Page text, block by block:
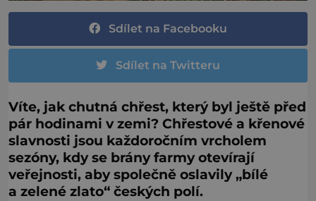
Sdílet na Facebooku
Sdílet na Twitteru
Víte, jak chutná chřest, který byl ještě před
pár hodinami v zemi? Chřestové a křenové
slavnosti jsou každoročním vrcholem
sezóny, kdy se brány farmy otevírají
veřejnosti, aby společně oslavily „bílé
a zelené zlato“ českých polí.